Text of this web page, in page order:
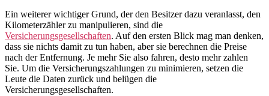
Ein weiterer wichtiger Grund, der den Besitzer dazu veranlasst, den
Kilometerzähler zu manipulieren, sind die
Versicherungsgesellschaften. Auf den ersten Blick mag man denken,
dass sie nichts damit zu tun haben, aber sie berechnen die Preise
nach der Entfernung. Je mehr Sie also fahren, desto mehr zahlen
Sie. Um die Versicherungszahlungen zu minimieren, setzen die
Leute die Daten zurück und belügen die
Versicherungsgesellschaften.